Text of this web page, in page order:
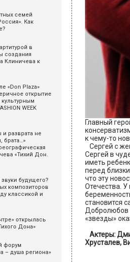
семей
Как
в
создания
Клиничева к
«Don Plaza»
открытие
WEEK
и разврата не
брата…»
«Тихий Дон.
будущего?
композиторов
классикой и
открылась
Дона»
форум
душа региона»
Главный
к чему-то
Сергей с
Сергей в
иметь
перед
что эту
Отечества. У
становится
Добролюбов
«звезды»
Актеры:
Хрусталев,